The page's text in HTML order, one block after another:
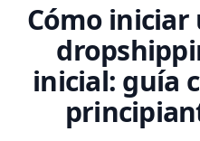
Cómo iniciar
inicial: guía